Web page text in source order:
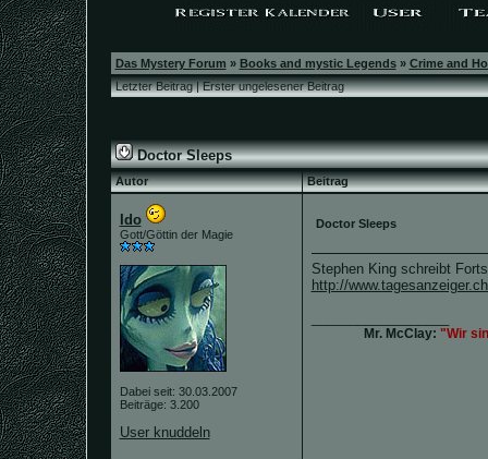
Das Mystery Forum » Books and mystic Legends» Crime and
Letzter Beitrag|Erster ungelesener Beitrag
Doctor Sleeps
Autor Beitrag
Ido
Gott/Göttin der Magie
Dabei seit: 30.03.2007
Beiträge: 3.200
User knuddeln
Doctor Sleeps
Stephen King schreibt
http://
Mr. McClay: "Wir